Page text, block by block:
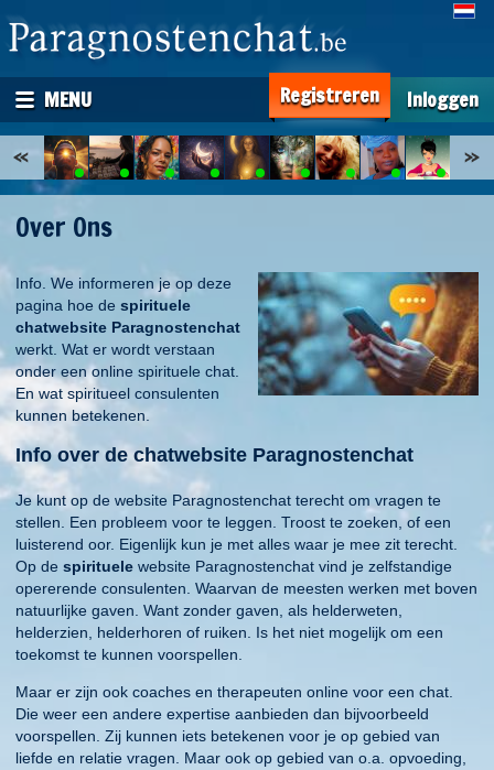
MENU Registreren Inloggen
Over Ons
Info. We informeren je op deze
pagina hoe de spirituele
chatwebsite Paragnostenchat
werkt. Wat er wordt verstaan
onder een online spirituele chat.
En wat spiritueel consulenten
kunnen betekenen.
Info over de chatwebsite Paragnostenchat
Je kunt op de website Paragnostenchat terecht om vragen te
stellen. Een probleem voor te leggen. Troost te zoeken, of een
luisterend oor. Eigenlijk kun je met alles waar je mee zit terecht.
Op de spirituele website Paragnostenchat vind je zelfstandige
opererende consulenten. Waarvan de meesten werken met boven
natuurlijke gaven. Want zonder gaven, als helderweten,
helderzien, helderhoren of ruiken. Is het niet mogelijk om een
toekomst te kunnen voorspellen.
Maar er zijn ook coaches en therapeuten online voor een chat.
Die weer een andere expertise aanbieden dan bijvoorbeeld
voorspellen. Zij kunnen iets betekenen voor je op gebied van
liefde en relatie vragen. Maar ook op gebied van o.a. opvoeding,